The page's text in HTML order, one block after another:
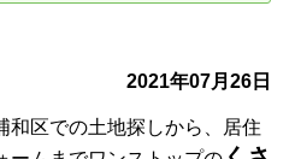
2021年07月26日
和区での土地探しから、居住